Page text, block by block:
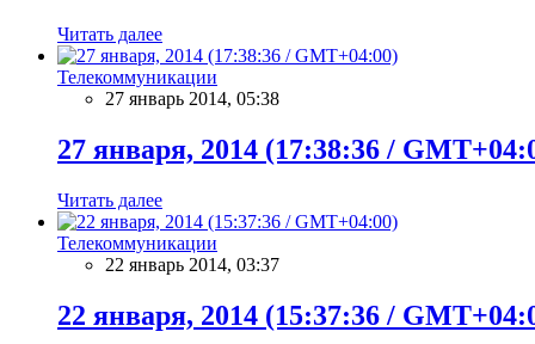
Читать далее
Телекоммуникации
27 январь 2014, 05:38
27 января, 2014 (17:38:36 /
Читать далее
Телекоммуникации
22 январь 2014, 03:37
22 января, 2014 (15:37:36 /